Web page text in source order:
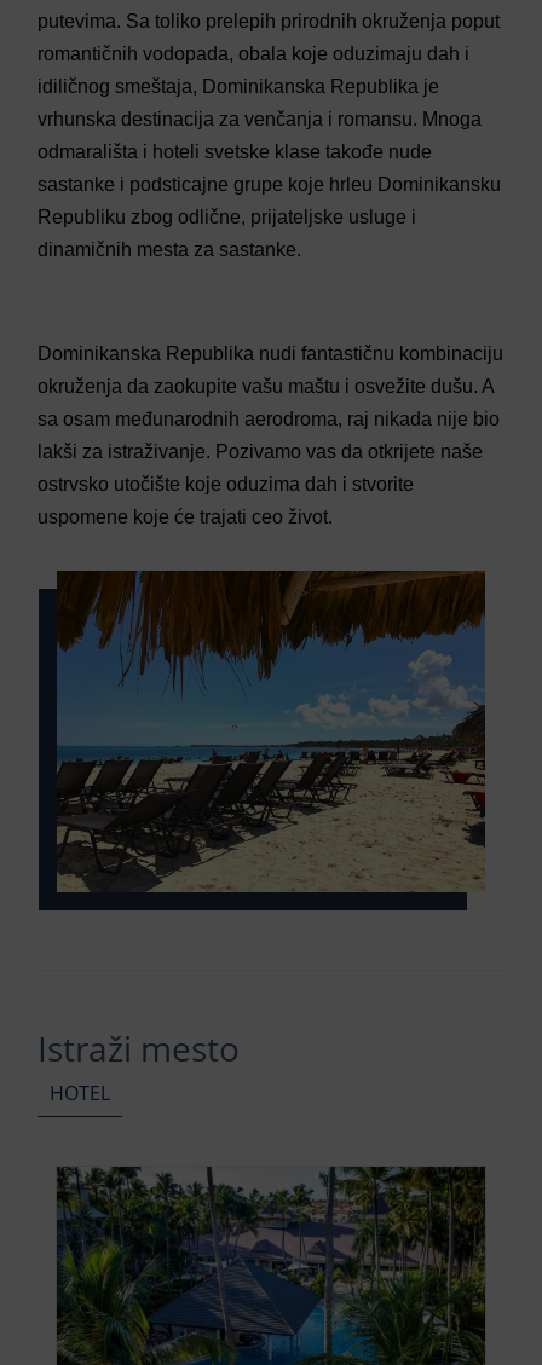
putevima. Sa toliko prelepih prirodnih okruženja poput
romantičnih vodopada, obala koje oduzimaju dah i
idiličnog smeštaja, Dominikanska Republika je
vrhunska destinacija za venčanja i romansu. Mnoga
odmarališta i hoteli svetske klase takođe nude
sastanke i podsticajne grupe koje hrleu Dominikansku
Republiku zbog odlične, prijateljske usluge i
dinamičnih mesta za sastanke.
Dominikanska Republika nudi fantastičnu kombinaciju
okruženja da zaokupite vašu maštu i osvežite dušu. A
sa osam međunarodnih aerodroma, raj nikada nije bio
lakši za istraživanje. Pozivamo vas da otkrijete naše
ostrvsko utočište koje oduzima dah i stvorite
uspomene koje će trajati ceo život.
Istraži mesto
HOTEL